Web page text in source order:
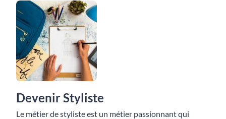
Devenir Styliste
Le métier de styliste est un métier passionnant qui